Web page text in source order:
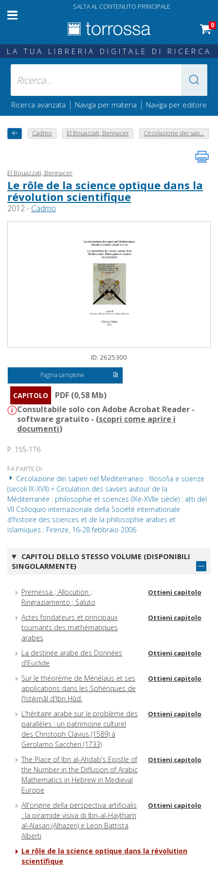
SALTA AL CONTENUTO PRINCIPALE
0
LA TUA LIBRERIA DIGITALE DI RICERCA
Ricerca avanzata | Naviga per materia | Naviga per editore
Cadmo El Bouazzati, Bennacer Circolazione dei sap...
El Bouazzati, Bennacer
Le rôle de la science optique dans la
révolution scientifique
2012 - Cadmo
ID: 2625300
Pagina campione
CAPITOLO
PDF (0,58 Mb)
Consultabile solo con Adobe Acrobat Reader -
software gratuito - (scopri come aprire i
documenti)
P. 155-176
FA PARTE DI
Circolazione dei saperi nel Mediterraneo : filosofia e scienze
(secoli IX-XVII) = Circulation des savoirs autour de la
Méditerranée : philosophie et sciences (IXe-XVIIe siècle) : atti del
VII Colloquio internazionale della Société internationale
d'histoire des sciences et de la philosophie arabes et
islamiques : Firenze, 16-28 febbraio 2006
CAPITOLI DELLO STESSO VOLUME (DISPONIBILI
SINGOLARMENTE)
Premessa ; Allocution ;
Ringraziamento ; Saluto
Ottieni capitolo
Actes fondateurs et principaux
tournants des mathématiques
arabes
Ottieni capitolo
La destinée arabe des Données
d'Euclide
Ottieni capitolo
Sur le théorème de Ménélaüs et ses
applications dans les Sphériques de
l'Istikmāl d'Ibn Hūd.
Ottieni capitolo
L'héritage arabe sur le problème des
parallèles : un patrimoine culturel
des Christoph Clavius (1589) à
Gerolamo Saccheri (1733)
Ottieni capitolo
The Place of Ibn al-Ahdab's Epistle of
the Number in the Diffusion of Arabic
Mathematics in Hebrew in Medieval
Europe
Ottieni capitolo
All'origine della perspectiva artificialis
: la piramide visiva di Ibn-al-Haytham
al-Alasan (Alhazen) e Leon Battista
Alberti
Ottieni capitolo
Le rôle de la science optique dans la révolution
scientifique